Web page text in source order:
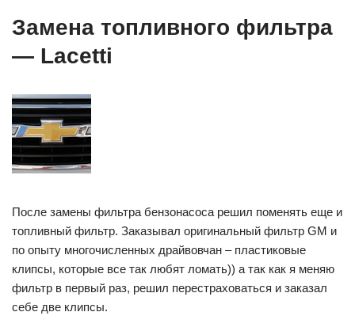
Замена топливного фильтра
— Lacetti
После замены фильтра бензонасоса решил поменять еще и
топливный фильтр. Заказывал оригинальный фильтр GM и
по опыту многочисленных драйвовчан – пластиковые
клипсы, которые все так любят ломать)) а так как я меняю
фильтр в первый раз, решил перестраховаться и заказал
себе две клипсы.